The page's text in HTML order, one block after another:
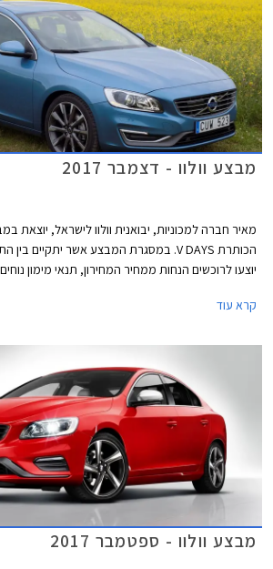
מבצע וולוו - דצמבר 2017
מאיר חברה למכוניות, יבואנית וולוו לישראל, יוצאת
יוצעו לרוכשים הנחות ממחיר המחירון, תנאי מימון
קרא עוד
מבצע וולוו - ספטמבר 2017